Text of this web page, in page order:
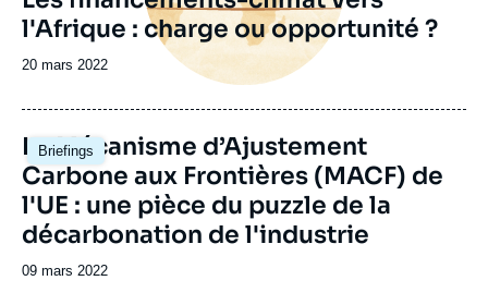
l'Afrique : charge ou opportunité ?
Date
publication
20 mars 2022
Briefings
Image
principale
Le Mécanisme d’Ajustement
Carbone aux Frontières (MACF) de
l'UE : une pièce du puzzle de la
décarbonation de l'industrie
Date
09 mars 2022